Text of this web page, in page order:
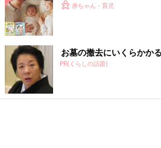
赤ちゃん・育児
お墓の撤去にいくらかか
PR(くらしの話題)